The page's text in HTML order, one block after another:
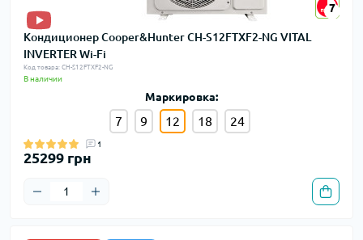
7
7
Кондиционер Cooper&Hunter CH-S12FTXF2-NG VITAL
INVERTER Wi-Fi
Код товара: CH-S12FTXF2-NG
В наличии
Маркировка:
7 9 12 18 24
1
25299 грн